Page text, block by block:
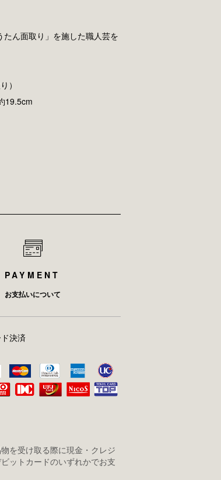
ん面取り」を施した職人芸を
）
19.5cm
PAYMENT
お支払いについて
決済
を受け取る際に現金・クレジ
ットカードのいずれかでお支